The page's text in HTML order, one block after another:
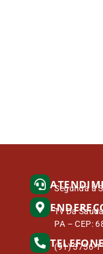
Segunda à
Tv Da
PA – CEP:
(91) 3756-